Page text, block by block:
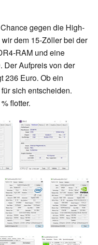
gegen die High-
dem 15-Zöller bei der
RAM und eine
Der Aufpreis von der
236 Euro. Ob ein
sich entscheiden.
flotter.